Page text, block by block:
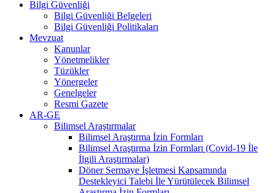
Bilgi Güvenliği
Bilgi Güvenliği Belgeleri
Bilgi Güvenliği Politikaları
Mevzuat
Kanunlar
Yönetmelikler
Tüzükler
Yönergeler
Genelgeler
Resmi Gazete
AR-GE
Bilimsel Araştırmalar
Bilimsel Araştırma İzin Formları
Bilimsel Araştırma İzin Formları (Covid-19 İle
İlgili Araştırmalar)
Döner Sermaye İşletmesi Kapsamında
Destekleyici Talebi İle Yürütülecek Bilimsel